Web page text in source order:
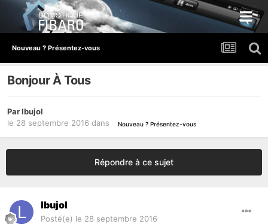
Nouveau ? Présentez-vous
Bonjour À Tous
Parlbujol
le 28 septembre 2016 dans Nouveau ? Présentez-vous
Répondre à ce sujet
lbujol
Posté(e) le 28 septembre 2016